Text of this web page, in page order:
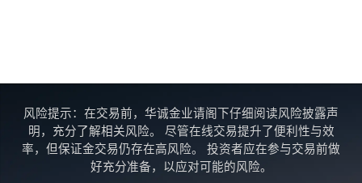
风险提示：在交易前，华诚金业请阁下仔细阅读风险披露声
明，充分了解相关风险。 尽管在线交易提升了便利性与效
率，但保证金交易仍存在高风险。 投资者应在参与交易前做
好充分准备，以应对可能的风险。